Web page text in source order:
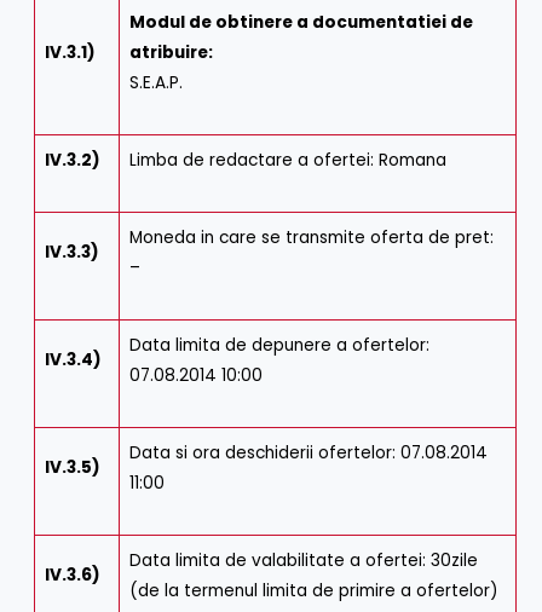
IV.3.1)
Modul de obtinere a documentatiei de
atribuire:
S.E.A.P.
IV.3.2) Limba de redactare a ofertei: Romana
IV.3.3)
Moneda in care se transmite oferta de pret:
–
IV.3.4)
Data limita de depunere a ofertelor:
07.08.2014 10:00
IV.3.5)
Data si ora deschiderii ofertelor: 07.08.2014
11:00
IV.3.6)
Data limita de valabilitate a ofertei: 30zile
(de la termenul limita de primire a ofertelor)